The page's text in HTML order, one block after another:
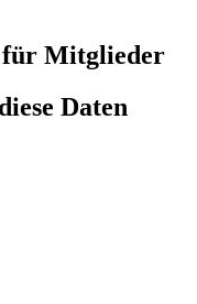
für Mitglieder
Daten